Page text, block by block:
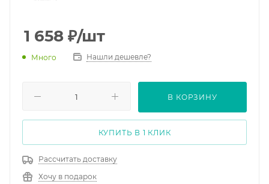
1 658 ₽/шт
Много Нашли дешевле?
В КОРЗИНУ
КУПИТЬ В 1 КЛИК
Рассчитать доставку
Хочу в подарок